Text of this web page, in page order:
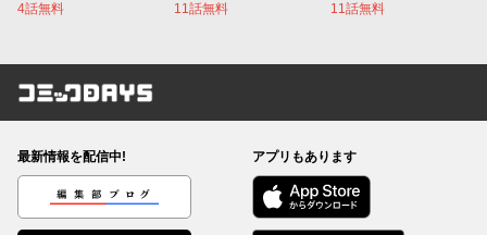
4話無料 11話無料 11話無料
コミックDAYS
最新情報を配信中!
編集部ブログ
アプリもあります